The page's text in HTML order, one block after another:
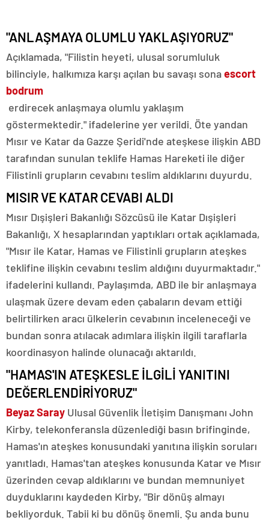
"ANLAŞMAYA OLUMLU YAKLAŞIYORUZ"
Açıklamada, "Filistin heyeti, ulusal sorumluluk
bilinciyle, halkımıza karşı açılan bu savaşı sonaescort
bodrum
erdirecek anlaşmaya olumlu yaklaşım
göstermektedir." ifadelerine yer verildi. Öte yandan
Mısır ve Katar da Gazze Şeridi'nde ateşkese ilişkin ABD
tarafından sunulan teklife Hamas Hareketi ile diğer
Filistinli grupların cevabını teslim aldıklarını duyurdu.
MISIR VE KATAR CEVABI ALDI
Mısır Dışişleri Bakanlığı Sözcüsü ile Katar Dışişleri
Bakanlığı, X hesaplarından yaptıkları ortak açıklamada,
"Mısır ile Katar, Hamas ve Filistinli grupların ateşkes
teklifine ilişkin cevabını teslim aldığını duyurmaktadır."
ifadelerini kullandı. Paylaşımda, ABD ile bir anlaşmaya
ulaşmak üzere devam eden çabaların devam ettiği
belirtilirken aracı ülkelerin cevabının inceleneceği ve
bundan sonra atılacak adımlara ilişkin ilgili taraflarla
koordinasyon halinde olunacağı aktarıldı.
"HAMAS'IN ATEŞKESLE İLGİLİ YANITINI
DEĞERLENDİRİYORUZ"
Beyaz Saray Ulusal Güvenlik İletişim Danışmanı John
Kirby, telekonferansla düzenlediği basın brifinginde,
Hamas'ın ateşkes konusundaki yanıtına ilişkin soruları
yanıtladı. Hamas'tan ateşkes konusunda Katar ve Mısır
üzerinden cevap aldıklarını ve bundan memnuniyet
duyduklarını kaydeden Kirby, "Bir dönüş almayı
bekliyorduk. Tabii ki bu dönüş önemli. Şu anda bunu